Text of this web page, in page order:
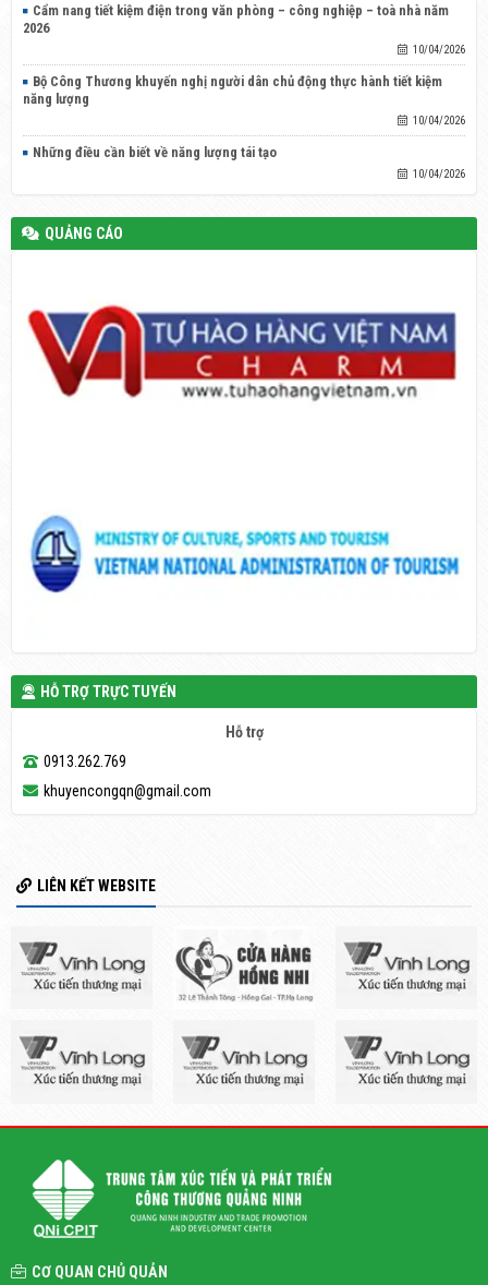
Cẩm nang tiết kiệm điện trong văn phòng – công nghiệp – toà nhà năm
2026
10/04/2026
Bộ Công Thương khuyến nghị người dân chủ động thực hành tiết kiệm
năng lượng
10/04/2026
Những điều cần biết về năng lượng tái tạo
10/04/2026
QUẢNG CÁO
HỖ TRỢ TRỰC TUYẾN
Hỗ trợ
0913.262.769
khuyencongqn@gmail.com
LIÊN KẾT WEBSITE
CƠ QUAN CHỦ QUẢN